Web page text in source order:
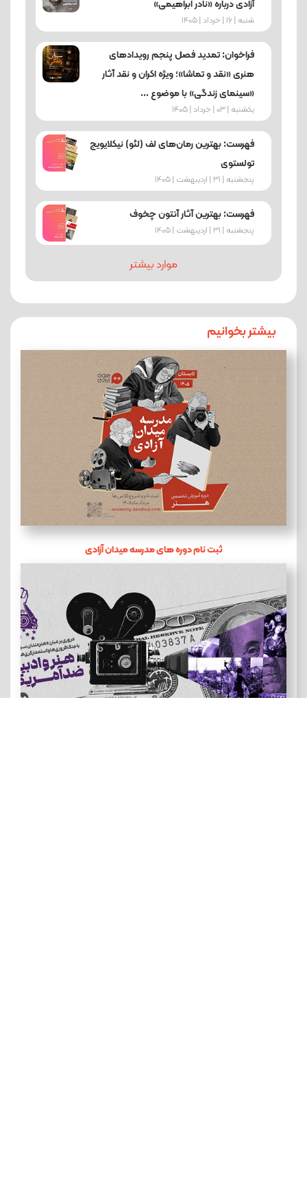
آزادی درباره «نادر ابراهیمی»
شنبه | 16 | خرداد | 1405
فراخوان: تمدید فصل پنجم رویدادهای
هنری «نقد و تماشا»؛ ویژه اکران و نقد آثار
«سینمای زندگی» با موضوع ...
یکشنبه | 03 | خرداد | 1405
فهرست: بهترین رمان‌های لف (لئو) نیکلایویچ
تولستوی
پنجشنبه | 31 | اردیبهشت | 1405
فهرست: بهترین آثار آنتون چخوف
پنجشنبه | 31 | اردیبهشت | 1405
موارد بیشتر
بیشتر بخوانیم
ثبت نام دوره های مدرسه میدان آزادی